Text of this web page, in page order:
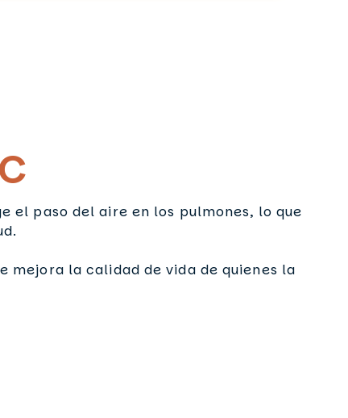
el paso del aire en los pulmones, lo que
mejora la calidad de vida de quienes la